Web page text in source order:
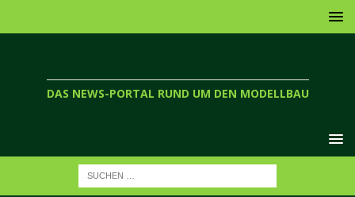
DAS NEWS-PORTAL RUND UM DEN MODELLBAU